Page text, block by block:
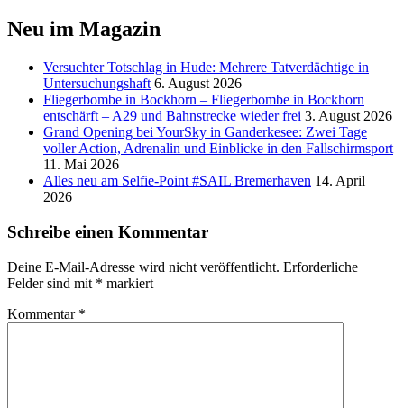
Neu im Magazin
Versucht­er Totschlag in Hude: Mehrere Tatverdächtige in
Untersuchungshaft 6. August 2026
Fliegerbombe in Bockhorn – Fliegerbombe in Bockhorn
entschärft – A29 und Bahnstrecke wieder frei 3. August 2026
Grand Opening bei YourSky in Ganderkesee: Zwei Tage
voller Action, Adrenalin und Einblicke in den Fallschirmsport
11. Mai 2026
Alles neu am Selfie-Point #SAIL Bremerhaven 14. April
2026
Schreibe einen Kommentar
Deine E-Mail-Adresse wird nicht veröffentlicht. Erforderliche
Felder sind mit * markiert
Kommentar *